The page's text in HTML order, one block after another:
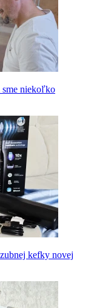
sme niekoľko
kefky novej